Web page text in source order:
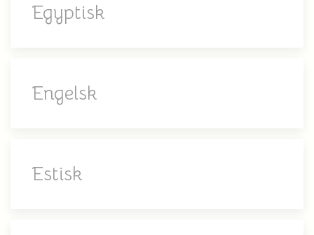
Egyptisk
Engelsk
Estisk